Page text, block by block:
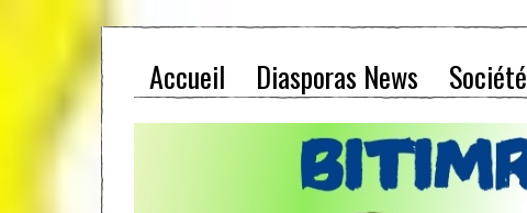
Accueil Diasporas News Société